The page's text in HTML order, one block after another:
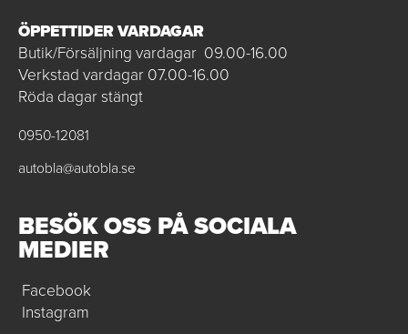
ÖPPETTIDER VARDAGAR
Butik/Försäljning vardagar 09.00-16.00
Verkstad vardagar 07.00-16.00
Röda dagar stängt
0950-12081
autobla@autobla.se
BESÖK OSS PÅ SOCIALA
MEDIER
Facebook
Instagram